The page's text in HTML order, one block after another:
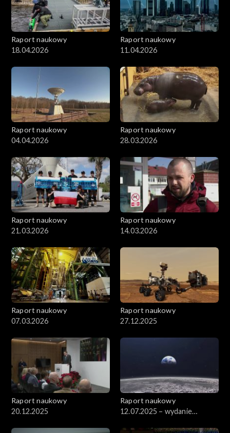
Raport naukowy
18.04.2026
Raport naukowy
11.04.2026
Raport naukowy
04.04.2026
Raport naukowy
28.03.2026
Raport naukowy
21.03.2026
Raport naukowy
14.03.2026
Raport naukowy
07.03.2026
Raport naukowy
27.12.2025
Raport naukowy
20.12.2025
Raport naukowy
12.07.2025 – wydanie